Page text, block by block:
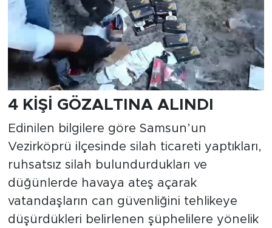
4 KİŞİ GÖZALTINA ALINDI
Edinilen bilgilere göre Samsun’un
Vezirköprü ilçesinde silah ticareti yaptıkları,
ruhsatsız silah bulundurdukları ve
düğünlerde havaya ateş açarak
vatandaşların can güvenliğini tehlikeye
düşürdükleri belirlenen şüphelilere yönelik